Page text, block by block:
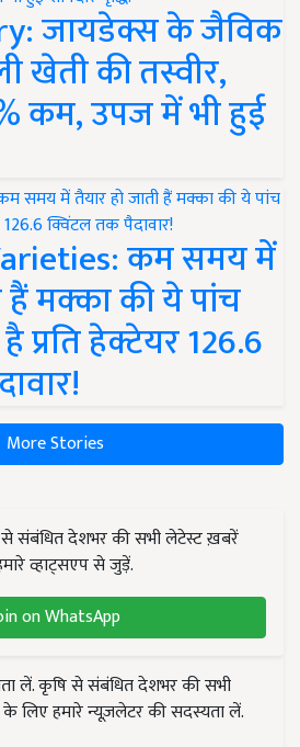
जायडेक्स के जैविक
खेती की तस्वीर,
कम, उपज में भी हुई
कम समय में
हैं मक्का की ये पांच
प्रति हेक्टेयर 126.6
More Stories
संबंधित देशभर की सभी लेटेस्ट ख़बरें
व्हाट्सएप से जुड़ें.
on WhatsApp
लें. कृषि से संबंधित देशभर की सभी
लिए हमारे न्यूज़लेटर की सदस्यता लें.